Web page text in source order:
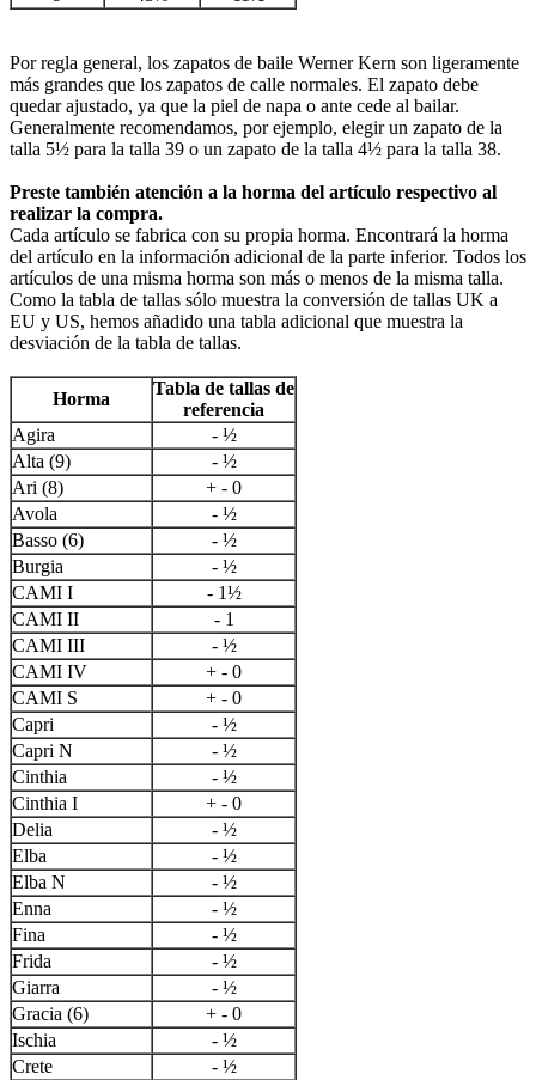
Por regla general, los zapatos de baile Werner Kern son ligeramente
más grandes que los zapatos de calle normales. El zapato debe
quedar ajustado, ya que la piel de napa o ante cede al bailar.
Generalmente recomendamos, por ejemplo, elegir un zapato de la
talla 5½ para la talla 39 o un zapato de la talla 4½ para la talla 38.
Preste también atención a la horma del artículo respectivo al
realizar la compra.
Cada artículo se fabrica con su propia horma. Encontrará la horma
del artículo en la información adicional de la parte inferior. Todos los
artículos de una misma horma son más o menos de la misma talla.
Como la tabla de tallas sólo muestra la conversión de tallas UK a
EU y US, hemos añadido una tabla adicional que muestra la
desviación de la tabla de tallas.
Horma
Tabla de tallas de
referencia
Agira
- ½
Alta (9)
- ½
Ari (8)
+ - 0
Avola
- ½
Basso (6)
- ½
Burgia
- ½
CAMI I
- 1½
CAMI II
- 1
CAMI III
- ½
CAMI IV
+ - 0
CAMI S
+ - 0
Capri
- ½
Capri N
- ½
Cinthia
- ½
Cinthia I
+ - 0
Delia
- ½
Elba
- ½
Elba N
- ½
Enna
- ½
Fina
- ½
Frida
- ½
Giarra
- ½
Gracia (6)
+ - 0
Ischia
- ½
Crete
- ½